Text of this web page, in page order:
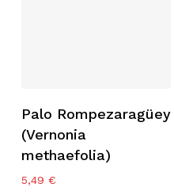
Palo Rompezaragüey
(Vernonia
methaefolia)
5,49 €